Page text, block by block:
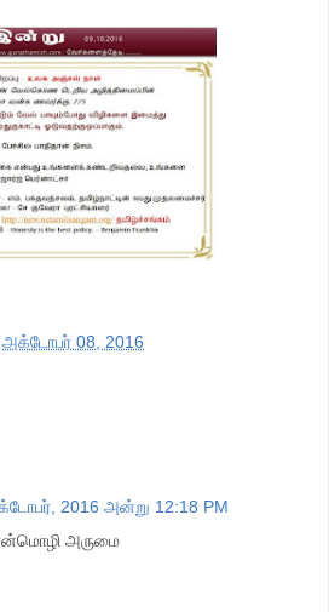
அக்டோபர் 08, 2016
2016 அன்று 12:18 PM
அருமை